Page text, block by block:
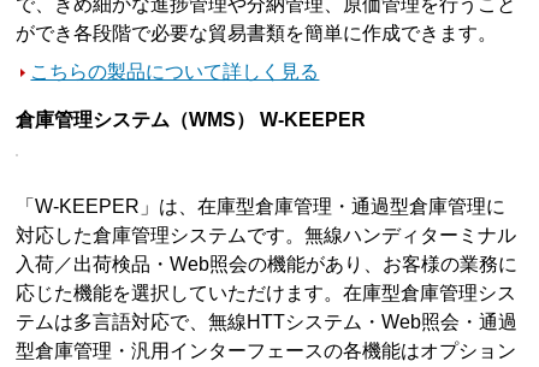
ができ各段階で必要な貿易書類を簡単に作成できます。
こちらの製品について詳しく見る
倉庫管理システム（WMS） W-KEEPER
「W-KEEPER」は、在庫型倉庫管理・通過型倉庫管理に
対応した倉庫管理システムです。無線ハンディターミナル
入荷／出荷検品・Web照会の機能があり、お客様の業務に
応じた機能を選択していただけます。在庫型倉庫管理シス
テムは多言語対応で、無線HTTシステム・Web照会・通過
型倉庫管理・汎用インターフェースの各機能はオプション